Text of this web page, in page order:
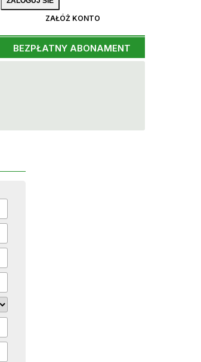
ZAŁÓŻ KONTO
BEZPŁATNY ABONAMENT